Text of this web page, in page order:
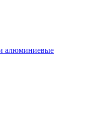
алюминиевые